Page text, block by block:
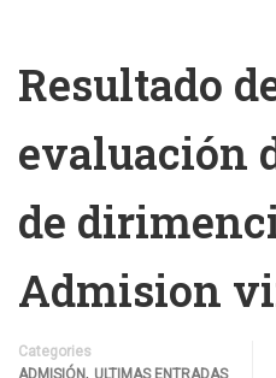
Resultado
evaluación
de
Admision
Categories
ADMISIÓN, ULTIMAS ENTRADAS